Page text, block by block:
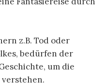
z.B. Tod oder
bedürfen der
um die